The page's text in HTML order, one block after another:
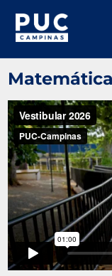
Matemática